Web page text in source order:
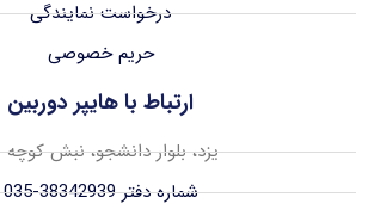
درخواست نمایندگی
حریم خصوصی
ارتباط با هایپر دوربین
یزد، بلوار دانشجو، نبش کوچه 16
شماره دفتر 38342939-035